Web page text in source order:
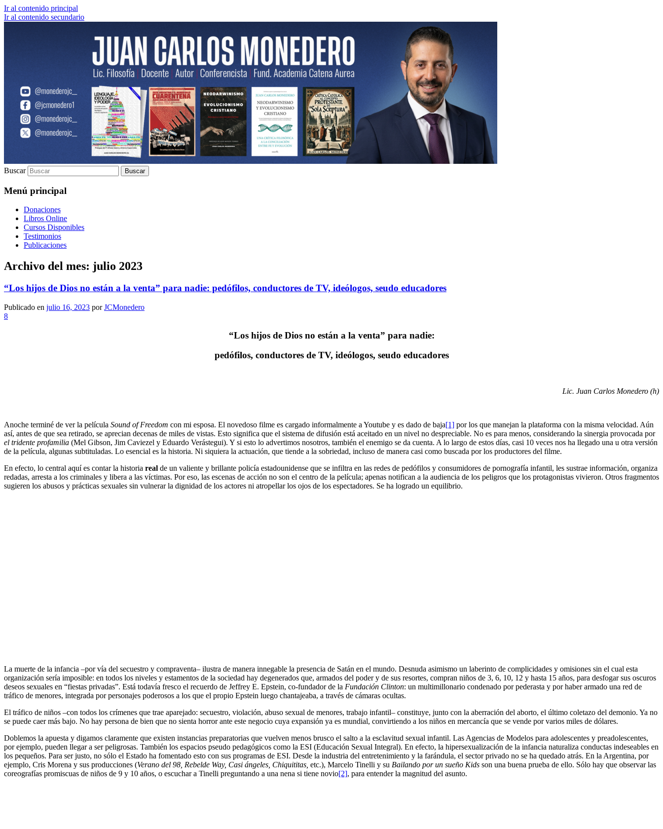
Ir al contenido principal
Ir al contenido secundario
Juan Carlos Monedero
Lic. Filosofía | Docente | Autor | Conferencista | Fund. Academia Catena Aurea
Buscar
Menú principal
Donaciones
Libros Online
Cursos Disponibles
Testimonios
Publicaciones
Archivo del mes: julio 2023
“Los hijos de Dios no están a la venta” para nadie: pedófilos, conductores de TV, ideólogos, seudo educadores
Publicado en julio 16, 2023 porJCMonedero
8
“Los hijos de Dios no están a la venta” para nadie:
pedófilos, conductores de TV, ideólogos, seudo educadores
Lic. Juan Carlos Monedero (h)
Anoche terminé de ver la película Sound of Freedom con mi esposa. El novedoso filme es cargado informalmente a Youtube y es dado de baja[1] por los que manejan la plataforma con la misma velocidad. Aún
así, antes de que sea retirado, se aprecian decenas de miles de vistas. Esto significa que el sistema de difusión está aceitado en un nivel no despreciable. No es para menos, considerando la sinergia provocada por
el tridente profamilia (Mel Gibson, Jim Caviezel y Eduardo Verástegui). Y si esto lo advertimos nosotros, también el enemigo se da cuenta. A lo largo de estos días, casi 10 veces nos ha llegado una u otra versión
de la película, algunas subtituladas. Lo esencial es la historia. Ni siquiera la actuación, que tiende a la sobriedad, incluso de manera casi como buscada por los productores del filme.
En efecto, lo central aquí es contar la historia real de un valiente y brillante policía estadounidense que se infiltra en las redes de pedófilos y consumidores de pornografía infantil, les sustrae información, organiza
redadas, arresta a los criminales y libera a las víctimas. Por eso, las escenas de acción no son el centro de la película; apenas notifican a la audiencia de los peligros que los protagonistas vivieron. Otros fragmentos
sugieren los abusos y prácticas sexuales sin vulnerar la dignidad de los actores ni atropellar los ojos de los espectadores. Se ha logrado un equilibrio.
La muerte de la infancia –por vía del secuestro y compraventa– ilustra de manera innegable la presencia de Satán en el mundo. Desnuda asimismo un laberinto de complicidades y omisiones sin el cual esta
organización sería imposible: en todos los niveles y estamentos de la sociedad hay degenerados que, armados del poder y de sus resortes, compran niños de 3, 6, 10, 12 y hasta 15 años, para desfogar sus oscuros
deseos sexuales en “fiestas privadas”. Está todavía fresco el recuerdo de Jeffrey E. Epstein, co-fundador de la Fundación Clinton: un multimillonario condenado por pederasta y por haber armado una red de
tráfico de menores, integrada por personajes poderosos a los que el propio Epstein luego chantajeaba, a través de cámaras ocultas.
El tráfico de niños –con todos los crímenes que trae aparejado: secuestro, violación, abuso sexual de menores, trabajo infantil– constituye, junto con la aberración del aborto, el último coletazo del demonio. Ya no
se puede caer más bajo. No hay persona de bien que no sienta horror ante este negocio cuya expansión ya es mundial, convirtiendo a los niños en mercancía que se vende por varios miles de dólares.
Doblemos la apuesta y digamos claramente que existen instancias preparatorias que vuelven menos brusco el salto a la esclavitud sexual infantil. Las Agencias de Modelos para adolescentes y preadolescentes,
por ejemplo, pueden llegar a ser peligrosas. También los espacios pseudo pedagógicos como la ESI (Educación Sexual Integral). En efecto, la hipersexualización de la infancia naturaliza conductas indeseables en
los pequeños. Para ser justo, no sólo el Estado ha fomentado esto con sus programas de ESI. Desde la industria del entretenimiento y la farándula, el sector privado no se ha quedado atrás. En la Argentina, por
ejemplo, Cris Morena y sus producciones (Verano del 98, Rebelde Way, Casi ángeles, Chiquititas, etc.), Marcelo Tinelli y su Bailando por un sueño Kids son una buena prueba de ello. Sólo hay que observar las
coreografías promiscuas de niños de 9 y 10 años, o escuchar a Tinelli preguntando a una nena si tiene novio[2], para entender la magnitud del asunto.